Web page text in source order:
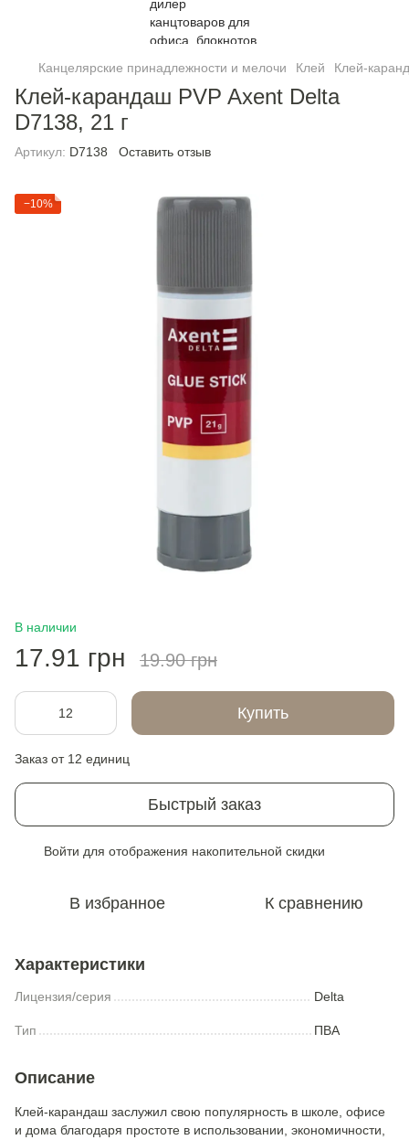
Канцелярские принадлежности и мелочи Клей Клей-
Клей-карандаш PVP Axent Delta
D7138, 21 г
Артикул: D7138 Оставить отзыв
−10%
В наличии
17.91 грн 19.90 грн
Купить
Заказ от 12 единиц
Быстрый заказ
Войти для отображения накопительной скидки
В избранное К сравнению
Характеристики
Лицензия/серия Delta
Тип ПВА
Описание
Клей-карандаш заслужил свою популярность в школе, офисе
и дома благодаря простоте в использовании, экономичности,